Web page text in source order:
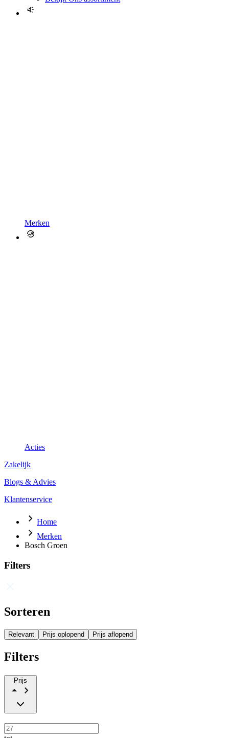
Merken
Acties
Zakelijk
Blogs & Advies
Klantenservice
Home
Merken
Bosch Groen
Filters
Sorteren
Relevant Prijs oplopend Prijs aflopend
Filters
Prijs